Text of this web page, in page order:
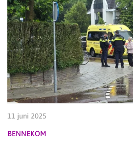
11 juni 2025
BENNEKOM